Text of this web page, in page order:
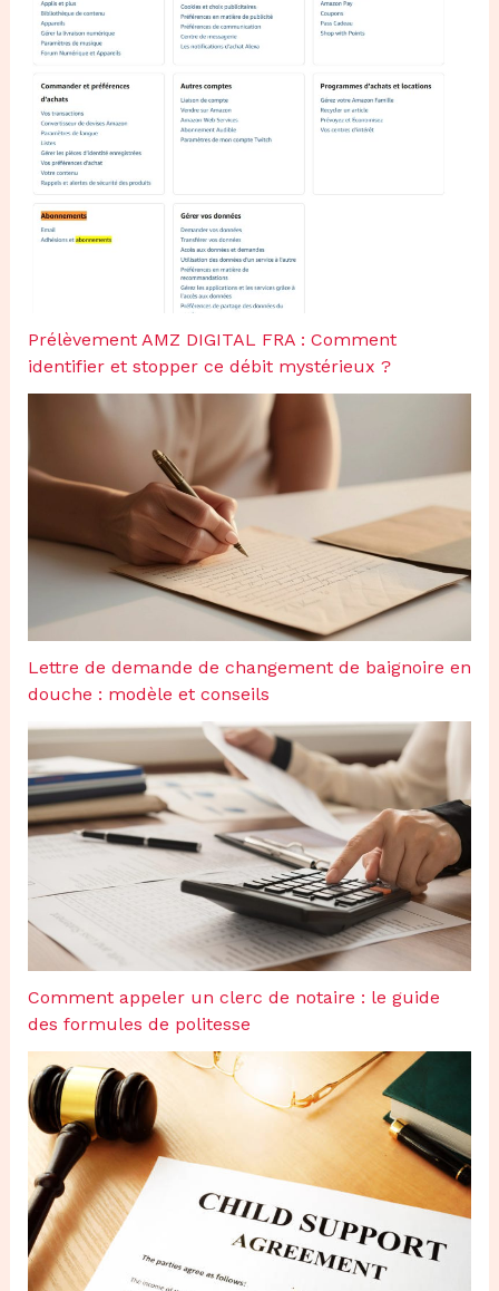
Prélèvement AMZ DIGITAL FRA : Comment
identifier et stopper ce débit mystérieux ?
Lettre de demande de changement de baignoire en
douche : modèle et conseils
Comment appeler un clerc de notaire : le guide
des formules de politesse